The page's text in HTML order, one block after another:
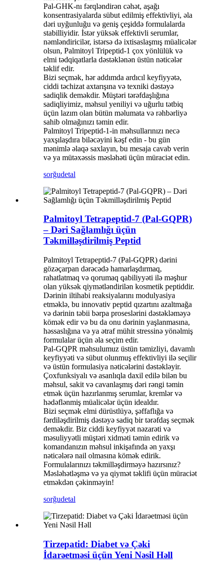
Pal-GHK-nı fərqləndirən cəhət, aşağı
konsentrasiyalarda sübut edilmiş effektivliyi, əla
dəri uyğunluğu və geniş çeşiddə formulalarda
stabilliyidir. İstər yüksək effektivli serumlar,
nəmləndiricilər, istərsə də ixtisaslaşmış müalicələr
olsun, Palmitoyl Tripeptid-1 çox yönlülük və
elmi tədqiqatlarla dəstəklənən üstün nəticələr
təklif edir.
Bizi seçmək, hər addımda ardıcıl keyfiyyətə,
ciddi təchizat axtarışına və texniki dəstəyə
sadiqlik deməkdir. Müştəri tərəfdaşlığına
sadiqliyimiz, məhsul yeniliyi və uğurlu tətbiq
üçün lazım olan bütün məlumata və rəhbərliyə
sahib olmağınızı təmin edir.
Palmitoyl Tripeptid-1-in məhsullarınızı necə
yaxşılaşdıra biləcəyini kəşf edin - bu gün
mənimlə əlaqə saxlayın, bu mesaja cavab verin
və ya mütəxəssis məsləhəti üçün müraciət edin.
sorğudetal
Palmitoyl Tetrapeptid-7 (Pal-GQPR)
– Dəri Sağlamlığı üçün
Təkmilləşdirilmiş Peptid
Palmitoyl Tetrapeptid-7 (Pal-GQPR) dərini
gözəçarpan dərəcədə hamarlaşdırmaq,
rahatlatmaq və qorumaq qabiliyyəti ilə məşhur
olan yüksək qiymətləndirilən kosmetik peptiddir.
Dərinin iltihabi reaksiyalarını modulyasiya
etməklə, bu innovativ peptid qızartını azaltmağa
və dərinin təbii bərpa proseslərini dəstəkləməyə
kömək edir və bu da onu dərinin yaşlanmasına,
həssaslığına və ya ətraf mühit stressinə yönəlmiş
formulalar üçün əla seçim edir.
Pal-GQPR məhsulumuz üstün təmizliyi, davamlı
keyfiyyəti və sübut olunmuş effektivliyi ilə seçilir
və üstün formulasiya nəticələrini dəstəkləyir.
Çoxfunksiyalı və asanlıqla daxil edilə bilən bu
məhsul, sakit və cavanlaşmış dəri rəngi təmin
etmək üçün hazırlanmış serumlar, kremlər və
hədəflənmiş müalicələr üçün idealdır.
Bizi seçmək elmi dürüstlüyə, şəffaflığa və
fərdiləşdirilmiş dəstəyə sadiq bir tərəfdaş seçmək
deməkdir. Biz ciddi keyfiyyət nəzarəti və
məsuliyyətli müştəri xidməti təmin edirik və
komandanızın məhsul inkişafında ən yaxşı
nəticələrə nail olmasına kömək edirik.
Formulalarınızı təkmilləşdirməyə hazırsınız?
Məsləhətləşmə və ya qiymət təklifi üçün müraciət
etməkdən çəkinməyin!
sorğudetal
Tirzepatid: Diabet və Çəki
İdarəetməsi üçün Yeni Nəsil Həll